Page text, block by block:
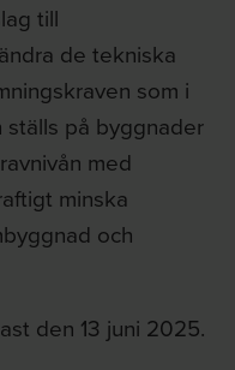
till
de tekniska
som i
på byggnader
med
minska
och
den 13 juni 2025.